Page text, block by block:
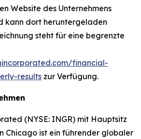
Website des Unternehmens
kann dort heruntergeladen
steht für eine begrenzte
financial-
results zur Verfügung.
(NYSE: INGR) mit Hauptsitz
Chicago ist ein führender globaler